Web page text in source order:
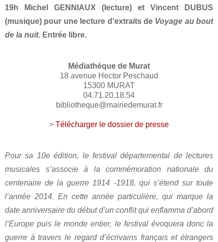
19h Michel GENNIAUX (lecture) et Vincent DUBUS
(musique) pour une lecture d'extraits de Voyage au bout
de la nuit. Entrée libre.
Médiathèque de Murat
18 avenue Hector Peschaud
15300 MURAT
04.71.20.18.54
bibliotheque@mairiedemurat.fr
> Télécharger le dossier de presse
Pour sa 10e édition, le festival départemental de lectures
musicales s’associe à la commémoration nationale du
centenaire de la guerre 1914 -1918, qui s’étend sur toute
l’année 2014. En cette année particulière, qui marque la
date anniversaire du début d’un conflit qui enflamma d’abord
l’Europe puis le monde entier, le festival évoquera donc la
guerre à travers le regard d’écrivains français et étrangers